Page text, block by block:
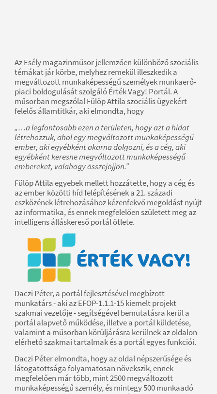
Az Esély magazinműsor jellemzően különböző szociális
témákat jár körbe, melyhez remekül illeszkedik a
megváltozott munkaképességű személyek munkaerő-
piaci boldogulását szolgáló Érték Vagy! Portál. A
műsorban megszólal Fülöp Attila szociális ügyekért
felelős államtitkár, aki elmondta, hogy
„…a legfontosabb ezen a területen, hogy azt a hidat
létrehozzuk, ahol egy megváltozott munkaképességű
ember, aki egyébként akarna dolgozni, és a cég, aki
egyébként keresne megváltozott munkaképességű
embereket, valahogy összejöjjön.”
Fülöp Attila egyebek mellett hozzátette, hogy a cég és
az ember közötti híd felépítésének a 21. századi
eszközének létrehozásához kézenfekvő megoldást nyújt
az informatika, és ennek megfelelően született meg az
intelligens álláskereső portál ötlete.
Daczi Péter, a portál fejlesztésével megbízott
munkatárs - aki az EFOP-1.1.1-15 kiemelt projekt
szakmai vezetője - segítségével bemutatásra kerül a
portál alapvető működése, illetve a portál küldetése,
valamint a műsorban körüljárásra kerülnek az oldalon
elérhető szakmai tartalmak és a portál egyes funkciói.
Daczi Péter elmondta, hogy az oldal népszerűsége és
látogatottsága folyamatosan növekszik, ennek
megfelelően már több, mint 2500 megváltozott
munkaképességű személy, és mintegy 500 munkaadó